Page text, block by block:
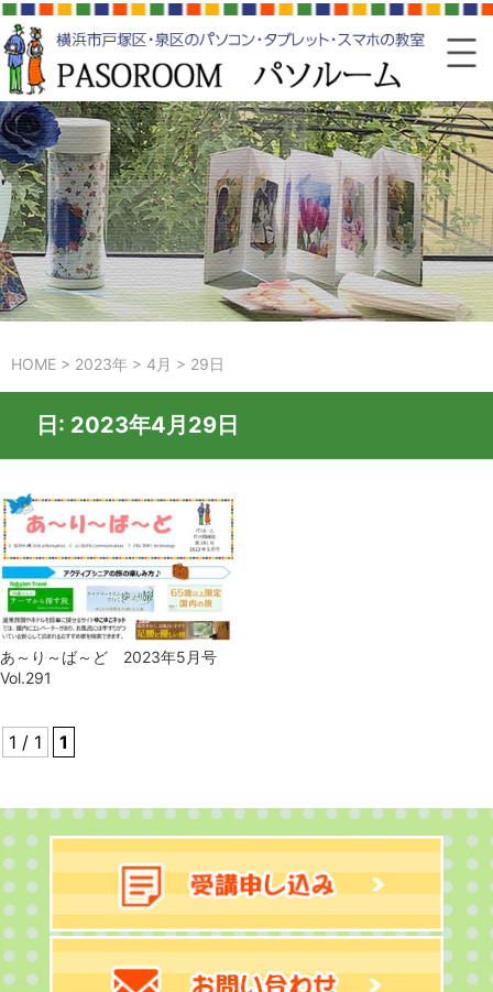
HOME > 2023年 > 4月 > 29日
日: 2023年4月29日
あ～り～ば～ど 2023年5月号
Vol.291
1 / 1 1